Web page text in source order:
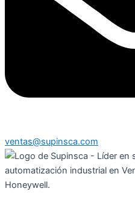
ventas@supinsca.com